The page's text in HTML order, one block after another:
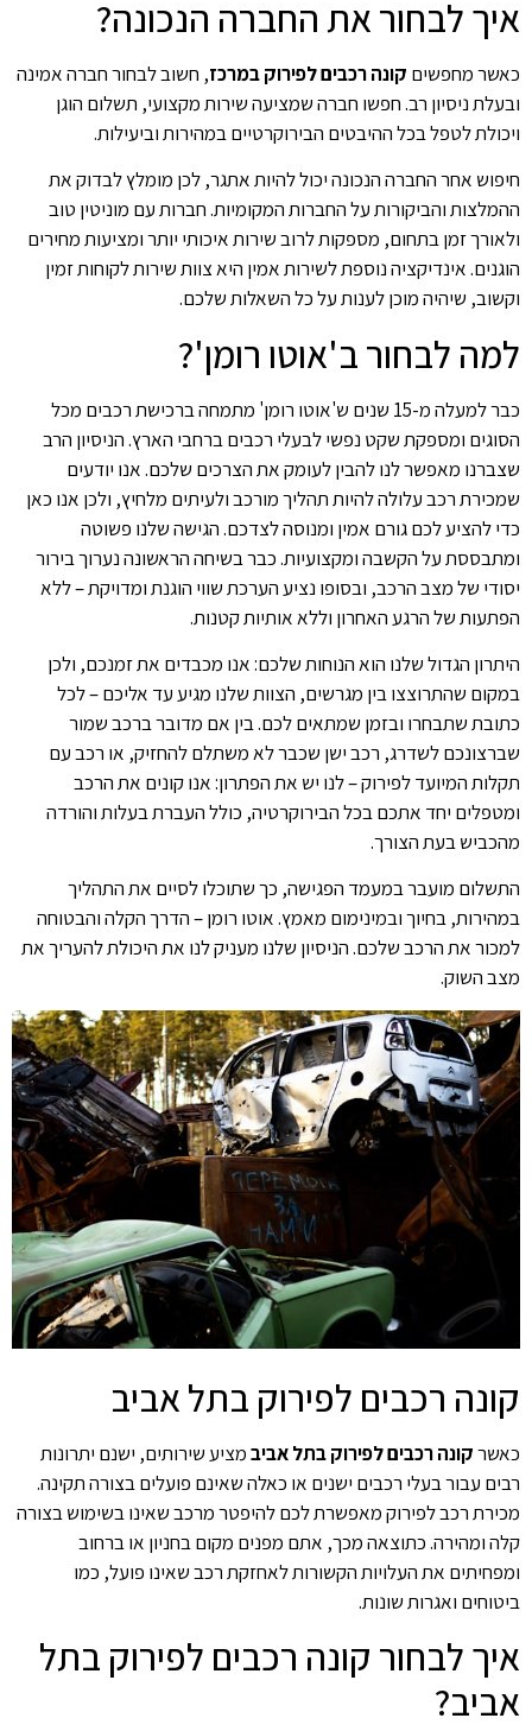
איך לבחור את החברה הנכונה?
כאשר מחפשים קונה רכבים לפירוק במרכז, חשוב לבחור חברה אמינה
ובעלת ניסיון רב. חפשו חברה שמציעה שירות מקצועי, תשלום הוגן
ויכולת לטפל בכל ההיבטים הבירוקרטיים במהירות וביעילות.
חיפוש אחר החברה הנכונה יכול להיות אתגר, לכן מומלץ לבדוק את
ההמלצות והביקורות על החברות המקומיות. חברות עם מוניטין טוב
ולאורך זמן בתחום, מספקות לרוב שירות איכותי יותר ומציעות מחירים
הוגנים. אינדיקציה נוספת לשירות אמין היא צוות שירות לקוחות זמין
וקשוב, שיהיה מוכן לענות על כל השאלות שלכם.
למה לבחור ב'אוטו רומן'?
כבר למעלה מ-15 שנים ש'אוטו רומן' מתמחה ברכישת רכבים מכל
הסוגים ומספקת שקט נפשי לבעלי רכבים ברחבי הארץ. הניסיון הרב
שצברנו מאפשר לנו להבין לעומק את הצרכים שלכם. אנו יודעים
שמכירת רכב עלולה להיות תהליך מורכב ולעיתים מלחיץ, ולכן אנו כאן
כדי להציע לכם גורם אמין ומנוסה לצדכם. הגישה שלנו פשוטה
ומתבססת על הקשבה ומקצועיות. כבר בשיחה הראשונה נערוך בירור
יסודי של מצב הרכב, ובסופו נציע הערכת שווי הוגנת ומדויקת – ללא
הפתעות של הרגע האחרון וללא אותיות קטנות.
היתרון הגדול שלנו הוא הנוחות שלכם: אנו מכבדים את זמנכם, ולכן
במקום שהתרוצצו בין מגרשים, הצוות שלנו מגיע עד אליכם – לכל
כתובת שתבחרו ובזמן שמתאים לכם. בין אם מדובר ברכב שמור
שברצונכם לשדרג, רכב ישן שכבר לא משתלם להחזיק, או רכב עם
תקלות המיועד לפירוק – לנו יש את הפתרון: אנו קונים את הרכב
ומטפלים יחד אתכם בכל הבירוקרטיה, כולל העברת בעלות והורדה
מהכביש בעת הצורך.
התשלום מועבר במעמד הפגישה, כך שתוכלו לסיים את התהליך
במהירות, בחיוך ובמינימום מאמץ. אוטו רומן – הדרך הקלה והבטוחה
למכור את הרכב שלכם. הניסיון שלנו מעניק לנו את היכולת להעריך את
מצב השוק.
קונה רכבים לפירוק בתל אביב
כאשרקונה רכבים לפירוק בתל אביבמציע שירותים, ישנם יתרונות
רבים עבור בעלי רכבים ישנים או כאלה שאינם פועלים בצורה תקינה.
מכירת רכב לפירוק מאפשרת לכם להיפטר מרכב שאינו בשימוש בצורה
קלה ומהירה. כתוצאה מכך, אתם מפנים מקום בחניון או ברחוב
ומפחיתים את העלויות הקשורות לאחזקת רכב שאינו פועל, כמו
ביטוחים ואגרות שונות.
איך לבחור קונה רכבים לפירוק בתל
אביב?